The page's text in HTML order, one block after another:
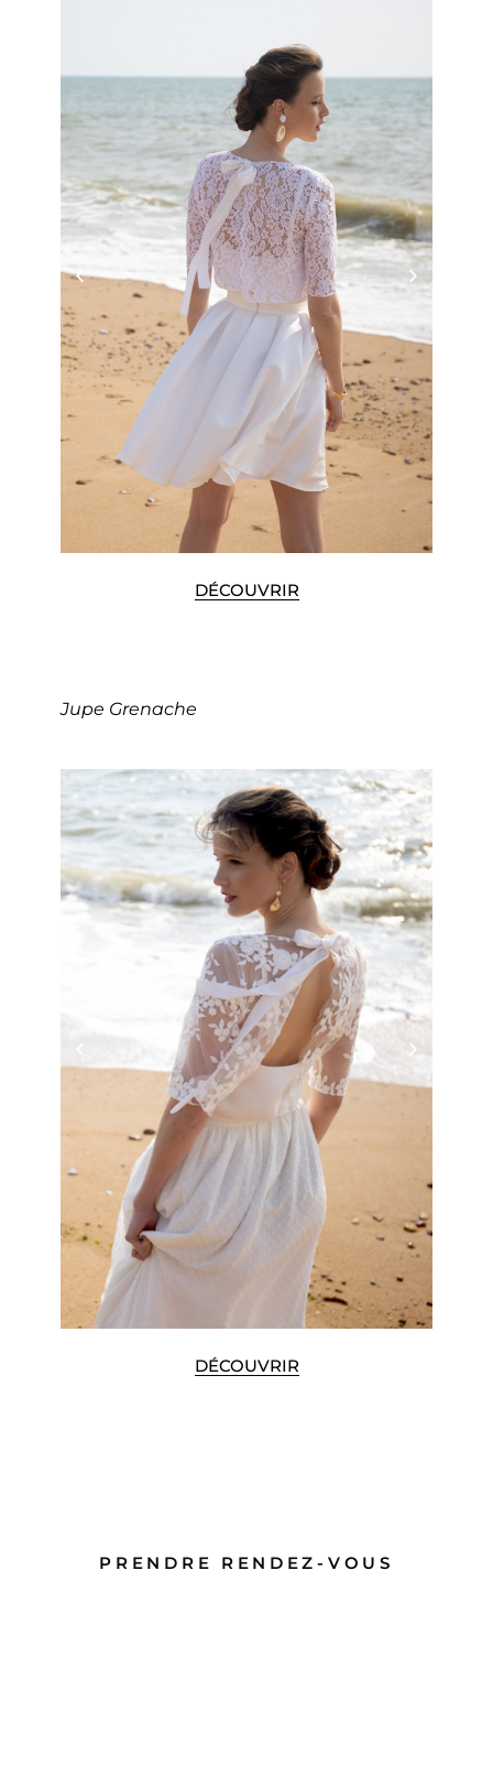
DÉCOUVRIR
Jupe Grenache
DÉCOUVRIR
PRENDRE RENDEZ-VOUS